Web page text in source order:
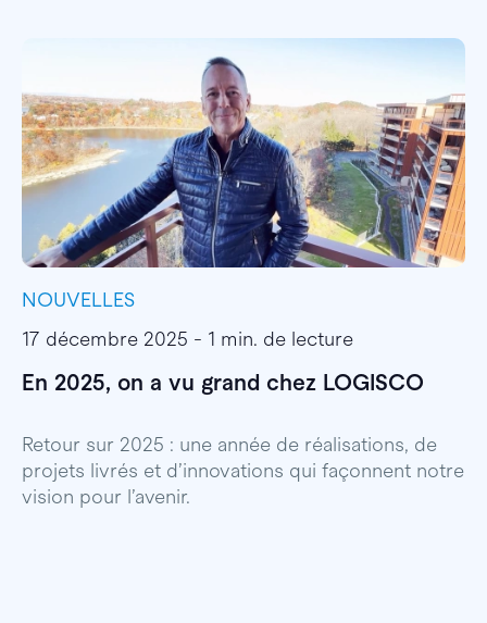
NOUVELLES
17 décembre 2025 - 1 min. de lecture
En 2025, on a vu grand chez LOGISCO
Retour sur 2025 : une année de réalisations, de
projets livrés et d’innovations qui façonnent notre
vision pour l’avenir.